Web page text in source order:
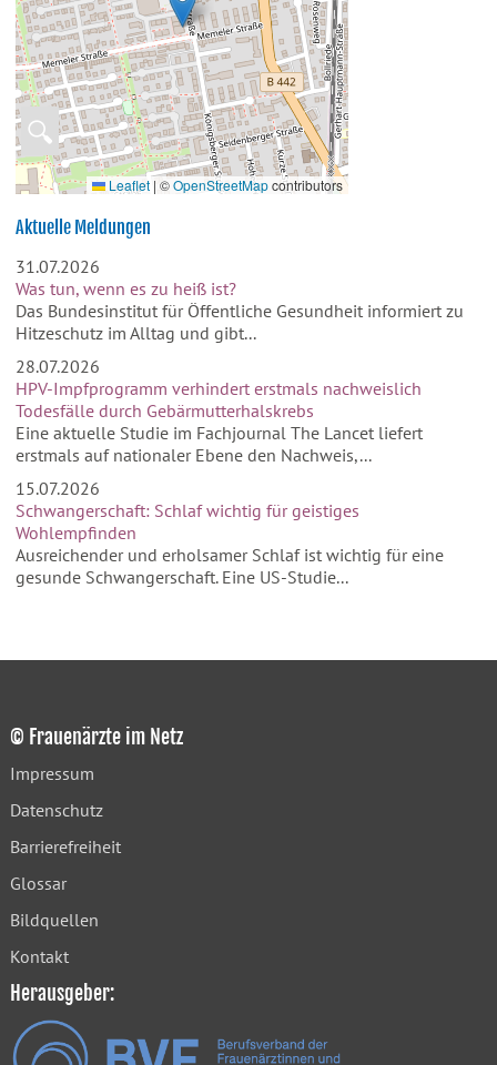
🔍
Leaflet | ©OpenStreetMapcontributors
Aktuelle Meldungen
31.07.2026
Was tun, wenn es zu heiß ist?
Das Bundesinstitut für Öffentliche Gesundheit informiert zu
Hitzeschutz im Alltag und gibt...
28.07.2026
HPV-Impfprogramm verhindert erstmals nachweislich
Todesfälle durch Gebärmutterhalskrebs
Eine aktuelle Studie im Fachjournal The Lancet liefert
erstmals auf nationaler Ebene den Nachweis,...
15.07.2026
Schwangerschaft: Schlaf wichtig für geistiges
Wohlempfinden
Ausreichender und erholsamer Schlaf ist wichtig für eine
gesunde Schwangerschaft. Eine US-Studie...
© Frauenärzte im Netz
Impressum
Datenschutz
Barrierefreiheit
Glossar
Bildquellen
Kontakt
Herausgeber: